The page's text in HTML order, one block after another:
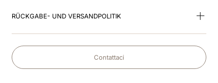
RÜCKGABE- UND VERSANDPOLITIK
Contattaci